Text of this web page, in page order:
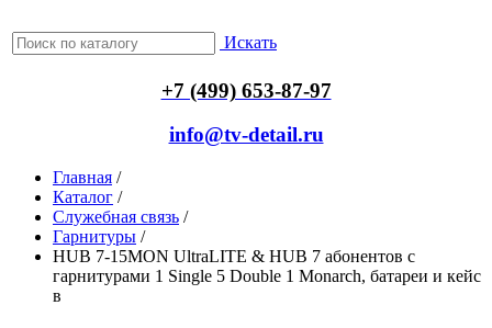
Искать
+7 (499) 653-87-97
info@tv-detail.ru
Главная /
Каталог /
Служебная связь /
Гарнитуры /
HUB 7-15MON UltraLITE & HUB 7 абонентов с
гарнитурами 1 Single 5 Double 1 Monarch, батареи и кейс
в